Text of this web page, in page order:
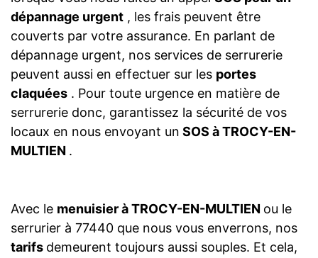
dépannage urgent , les frais peuvent être
couverts par votre assurance. En parlant de
dépannage urgent, nos services de serrurerie
peuvent aussi en effectuer sur les portes
claquées . Pour toute urgence en matière de
serrurerie donc, garantissez la sécurité de vos
locaux en nous envoyant un SOS à TROCY-EN-
MULTIEN .
Avec le menuisier à TROCY-EN-MULTIEN ou le
serrurier à 77440 que nous vous enverrons, nos
tarifs demeurent toujours aussi souples. Et cela,